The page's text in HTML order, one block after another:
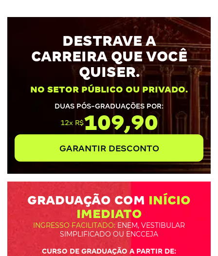
DESTRAVE A
CARREIRAQUE VOCÊ
QUISER.
NO SETOR PÚBLICO OU PRIVADO.
DUAS PÓS-GRADUAÇÕES POR:
12x R$109,90
GARANTIR DESCONTO
GRADUAÇÃO COM INÍCIO
IMEDIATO
INGRESSO FACILITADO: ENEM, VESTIBULAR
SIMPLIFICADO OU ENCCEJA
CURSO DE GRADUAÇÃO A PARTIR DE: